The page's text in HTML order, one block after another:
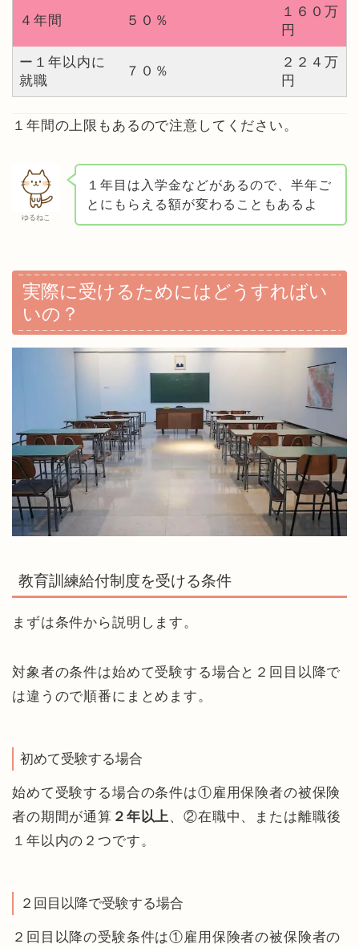
４年間 ５０％
１６０万
円
ー１年以内に
就職
７０％
２２４万
円
１年間の上限もあるので注意してください。
ゆるねこ
１年目は入学金などがあるので、半年ご
とにもらえる額が変わることもあるよ
実際に受けるためにはどうすればい
いの？
教育訓練給付制度を受ける条件
まずは条件から説明します。
対象者の条件は始めて受験する場合と２回目以降で
は違うので順番にまとめます。
初めて受験する場合
始めて受験する場合の条件は①雇用保険者の被保険
者の期間が通算 ２年以上、②在職中、または離職後
１年以内の２つです。
２回目以降で受験する場合
２回目以降の受験条件は①雇用保険者の被保険者の